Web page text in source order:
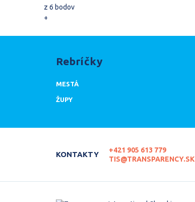
z 6 bodov
+
Rebríčky
MESTÁ
ŽUPY
KONTAKTY
+421 905 613 779
TIS@TRANSPARENCY.SK